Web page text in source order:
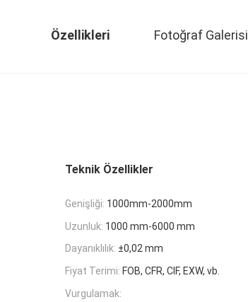
Özellikleri Fotoğraf Galerisi
Teknik Özellikler
Genişliği: 1000mm-2000mm
Uzunluk: 1000 mm-6000 mm
Dayanıklılık: ±0,02 mm
Fiyat Terimi: FOB, CFR, CIF, EXW, vb.
Vurgulamak: